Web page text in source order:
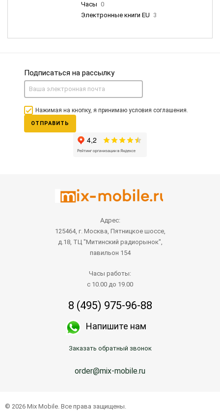
Часы 0
Электронные книги EU 3
Подписаться на рассылку
Нажимая на кнопку, я принимаю условия соглашения.
ОТПРАВИТЬ
Адрес:
125464, г. Москва, Пятницкое шоссе,
д.18, ТЦ "Митинский радиорынок",
павильон 154
Часы работы:
с 10.00 до 19.00
8 (495) 975-96-88
Напишите нам
Заказать обратный звонок
order@mix-mobile.ru
© 2026 Mix Mobile. Все права защищены.